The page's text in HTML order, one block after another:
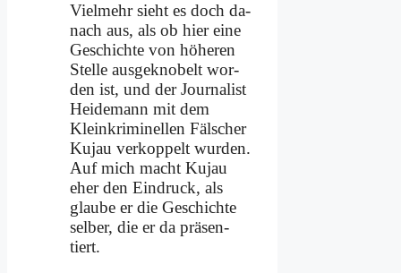
Viel­mehr sieht es doch da­
nach aus, als ob hier ei­ne
Ge­schich­te von hö­he­ren
Stel­le aus­ge­kno­belt wor­
den ist, und der Jour­na­list
Hei­de­mann mit dem
Klein­kri­mi­nel­len Fäl­scher
Ku­jau ver­kop­pelt wur­den.
Auf mich macht Ku­jau
eher den Ein­druck, als
glau­be er die Ge­schich­te
sel­ber, die er da prä­sen­
tiert.